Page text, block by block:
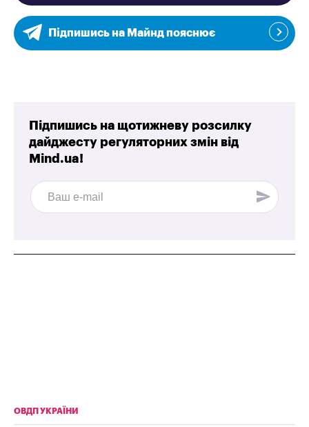
Підпишись на Майнд пояснює
Підпишись на щотижневу розсилку
дайджесту регуляторних змін від
Mind.ua!
ОВДП УКРАЇНИ